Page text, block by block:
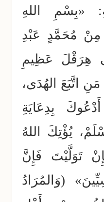
«بِسْمِ اللهِ
مِنْ مُحَمَّدٍ عَبْدِ
هِرَقْلَ عَظِيمِ
اتَّبَعَ الهُدَى،
بِدِعَايَةِ
يُؤْتِكَ اللهُ
تَوَلَّيْتَ فَإِنَّ
(وَالمُرَادُ